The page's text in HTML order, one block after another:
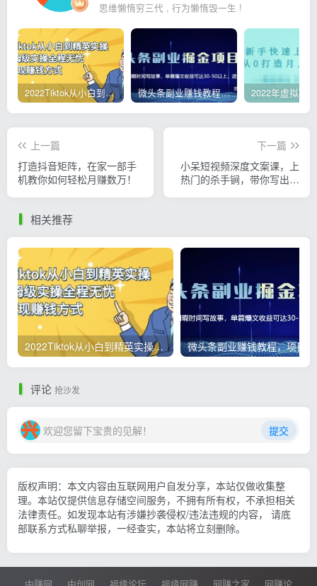
思维懒惰穷三代 , 行为懒惰毁一生 !
2022Tiktok从小白到精英实操，0-1保姆级实操全程无忧，多种变现赚钱方式 微头条副业赚钱教程，项目单号单天做到50-100+收益
上一篇
打造抖音矩阵，在家一部手
机教你如何轻松月赚数万！
下一篇
小呆短视频深度文案课，上
热门的杀手锏，带你写出爆
相关推荐
2022Tiktok从小白到精英实操，0-1保姆级实操全程无忧，多种变现赚钱方式
评论 抢沙发
欢迎您留下宝贵的见解！ 提交
版权声明：本文内容由互联网用户自发分享，本站仅做收集整
理。本站仅提供信息存储空间服务，不拥有所有权，不承担相关
法律责任。如发现本站有涉嫌抄袭侵权/违法违规的内容， 请底
部联系方式私聊举报，一经查实，本站将立刻删除。